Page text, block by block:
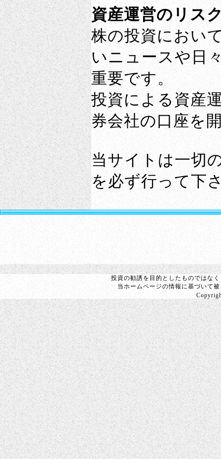
資産運営のリス
株の投資におい
いニュースや日
重要です。
投資による資産
券会社の口座を
当サイトは一切
を必ず行って下
投資の勧誘を目的としたものではな
当ホームページの情報に基づいて